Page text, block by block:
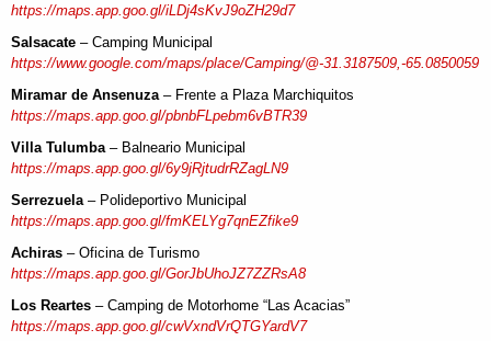
https://maps.app.goo.gl/iLDj4sKvJ9oZH29d7
Salsacate – Camping Municipal
https://www.google.com/maps/place/Camping/@-31.3187509,-65.0850059
Miramar de Ansenuza – Frente a Plaza Marchiquitos
https://maps.app.goo.gl/pbnbFLpebm6vBTR39
Villa Tulumba – Balneario Municipal
https://maps.app.goo.gl/6y9jRjtudrRZagLN9
Serrezuela – Polideportivo Municipal
https://maps.app.goo.gl/fmKELYg7qnEZfike9
Achiras – Oficina de Turismo
https://maps.app.goo.gl/GorJbUhoJZ7ZZRsA8
Los Reartes – Camping de Motorhome “Las Acacias”
https://maps.app.goo.gl/cwVxndVrQTGYardV7